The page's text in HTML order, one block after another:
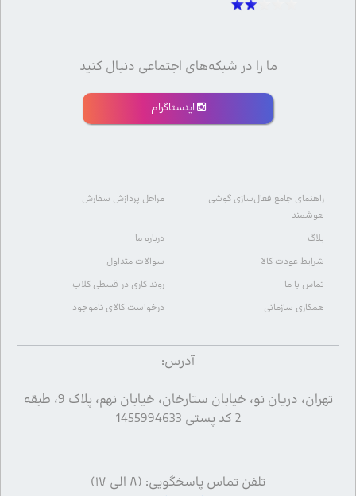
ما را در شبکه‌های اجتماعی دنبال کنید
اینستاگرام
راهنمای جامع فعال‌سازی گوشی
هوشمند
مراحل پردازش سفارش
بلاگ
درباره ما
شرایط عودت کالا
سوالات متداول
تماس با ما
روند کاری در قسطی کلاب
همکاری سازمانی
درخواست کالای ناموجود
آدرس:
تهران، دریان نو، خیابان ستارخان، خیابان نهم، پلاک 9، طبقه
2 کد پستی 1455994633
تلفن تماس پاسخگویی: (۸ الی ۱۷)